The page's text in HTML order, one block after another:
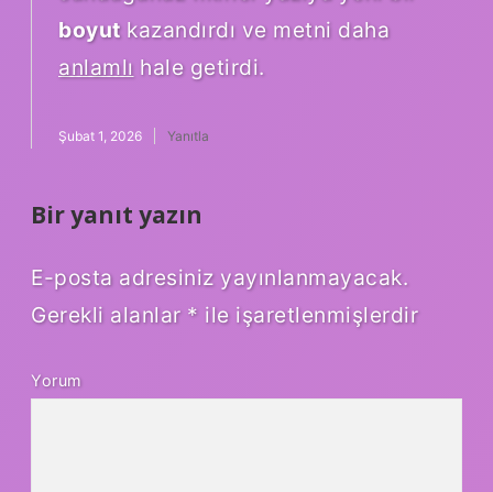
boyutkazandırdı ve metni daha
anlamlı hale getirdi.
Şubat 1, 2026 Yanıtla
Bir yanıt yazın
E-posta adresiniz yayınlanmayacak.
Gerekli alanlar * ile işaretlenmişlerdir
Yorum